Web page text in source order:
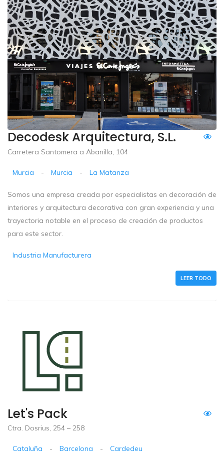
Decodesk Arquitectura, S.L.
Carretera Santomera a Abanilla, 104
Murcia - Murcia - La Matanza
Somos una empresa creada por especialistas en decoración de
interiores y arquitectura decorativa con gran experiencia y una
trayectoria notable en el proceso de creación de productos
para este sector.
Industria Manufacturera
LEER TODO
Let's Pack
Ctra. Dosrius, 254 – 258
Cataluña - Barcelona - Cardedeu